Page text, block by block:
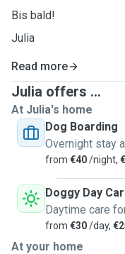
Bis bald!
Julia
Read more
Julia offers ...
At Julia's home
Dog Boarding
Overnight stay
from €40/night,
Doggy Day
Daytime care
from €30/day,
At your home